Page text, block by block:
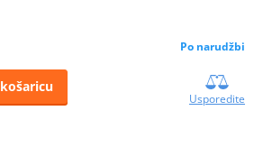
Po narudžbi
Usporedite